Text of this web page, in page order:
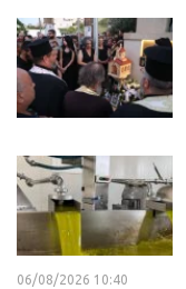
06/08/2026 10:40